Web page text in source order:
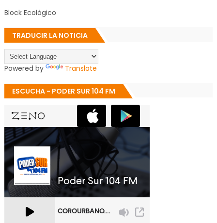
Block Ecológico
TRADUCIR LA NOTICIA
Powered by Translate
ESCUCHA - PODER SUR 104 FM